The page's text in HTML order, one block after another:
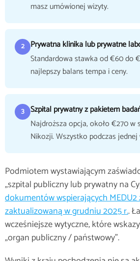
masz umówionej wizyty.
2 Prywatna klinika lub prywatne
Standardowa stawka od €60 do
najlepszy balans tempa i ceny.
3 Szpital prywatny z pakietem
Najdroższa opcja, około €270 w
Nikozji. Wszystko podczas jednej
Podmiotem wystawiającym
„szpital publiczny lub prywatny na
dokumentów wspierających MEDU2
zaktualizowaną w grudniu 2025 r..
wcześniejsze wytyczne, które
„organ publiczny / państwowy”.